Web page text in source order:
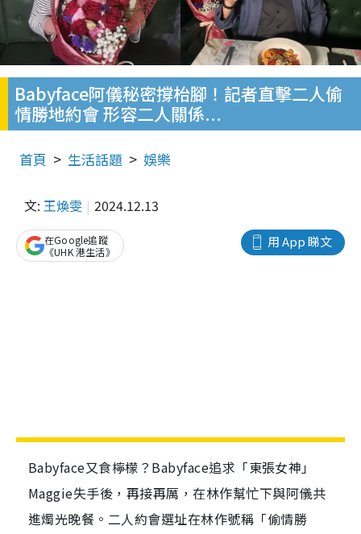
Babyface阿儀秘密撐枱腳！記者直擊二人偷
情勝地約會 形容二人關係...
首頁 生活話題 娛樂
文: 王煥雯 2024.12.13
用 App 睇文
在Google追蹤
《UHK 港生活》
Babyface又食檸檬？Babyface追求「東張女神」
Maggie失手後，再接再厲，在林作幫忙下與阿儀共
進燭光晚餐。二人約會選址在林作號稱「偷情勝